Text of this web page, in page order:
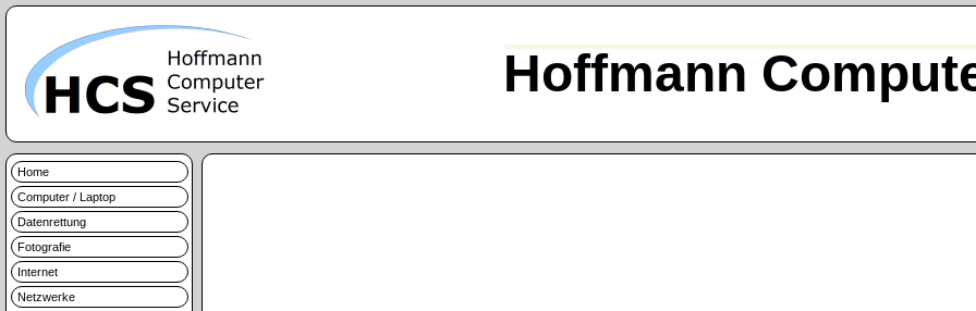
Hoffmann
Home
Computer / Laptop
Datenrettung
Fotografie
Internet
Netzwerke